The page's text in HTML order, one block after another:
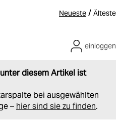
Neueste / Älteste
diesem Artikel ist
bei ausgewählten
– hier sind sie zu finden.
einloggen